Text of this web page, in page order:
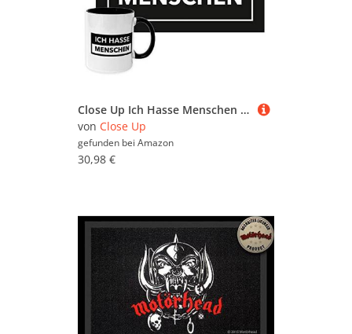
Close Up Ich Hasse Menschen 2er Set - lustige FuÃŸmatte & Tasse - schwarz/weiÃŸ
von Close Up
gefunden bei Amazon
30,98 €